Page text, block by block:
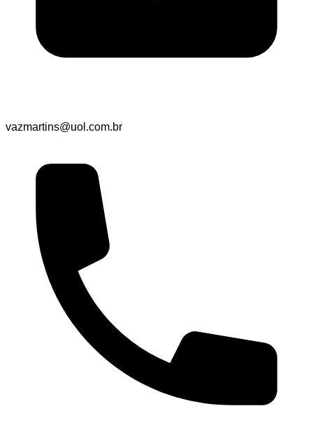
vazmartins@uol.com.br